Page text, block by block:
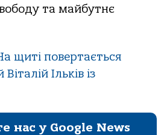
та майбутнє
щиті повертається
Ільків із
нас у Google News